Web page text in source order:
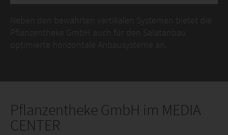
Neben den bewährten vertikalen Systemen bietet die
Pflanzentheke GmbH auch für den Salatanbau
optimierte horizontale Anbausysteme an.
Pflanzentheke GmbH im MEDIA
CENTER